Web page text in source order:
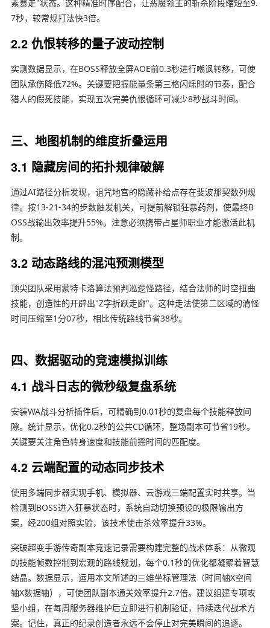
素暴走"状态。这种精准时序配合，让恶魔领主的斩杀阶段缩短至9.
7秒，较常规打法快3倍。
2.2 仇恨转移的量子波动控制
实测数据显示，在BOSS释放全屏AOE前0.3秒进行嘲讽转移，可使
团队承伤降低72%。关键要把握能量条第三格闪烁时的节奏，配合
猎人的假死技能，实现五次完美仇恨循环可减少8秒战斗时间。
三、地图机制的维度折叠运用
3.1 隐藏房间的拓扑规律破解
通过AI路径分析发现，诅咒地宫的隐藏补给点存在斐波那契数列规
律。按13-21-34的步数触发机关，可提前解锁狂暴药剂，使最终B
OSS战输出效率提升55%。注意必须携带占星师职业才能激活此机
制。
3.2 动态路线的混沌预测模型
顶尖团队采用蒙特卡洛算法预判巡逻怪路径，结合法师的时空扭曲
技能，创造性的开辟出"Z字折跃走廊"。这种走法使第二区域的清怪
时间压缩至1分07秒，相比传统路线节省38秒。
四、数据驱动的竞速模拟训练
4.1 战斗日志的微秒级复盘系统
安装WA战斗分析插件后，可精确到0.01秒的复盘每个技能释放间
隙。统计显示，优化0.2秒的公共CD循环，整场副本可节省19秒。
关键要关注角色转身速度和技能前摇时间的匹配度。
4.2 云端配置的动态同步技术
使用多端同步器实现手机、模拟器、云游戏三端配置实时共享。当
检测到BOSS进入狂暴状态时，系统自动切换预设的极限输出方
案，经200组对照实验，该技术使击杀效率提升33%。
突破超变手游传奇副本竞速记录需要构建完整的战术体系：从微观
的技能帧数控制到宏观的路线规划，每个0.1秒的优化都凝聚着智慧
结晶。数据显示，运用本文所述的三维坐标管理法（时间轴X空间
轴X数据轴），可使团队副本通关效率提升2.7倍。建议组建专项攻
坚小组，在每周服务器维护后立即进行机制验证，持续迭代战术方
案。记住，真正的纪录创造者永远不会停止对完美瞬间的追逐。